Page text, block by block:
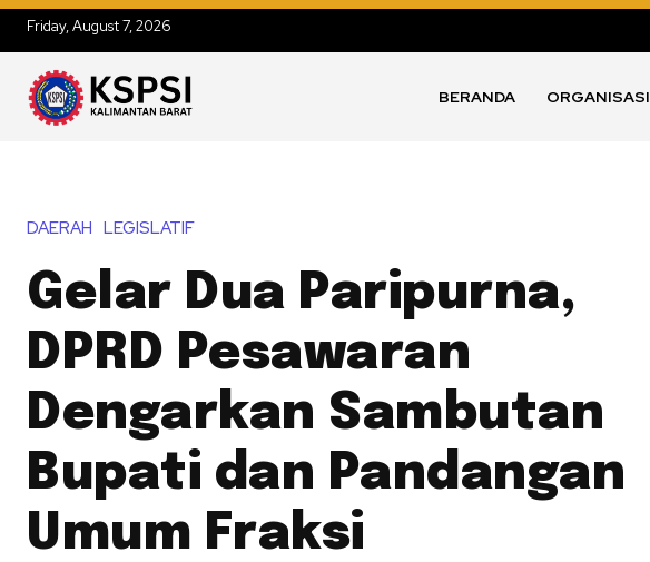
Friday, August 7, 2026
BERANDA ORGANISASI
DAERAH LEGISLATIF
Gelar Dua Paripurna,
DPRD Pesawaran
Dengarkan Sambutan
Bupati dan Pandangan
Umum Fraksi